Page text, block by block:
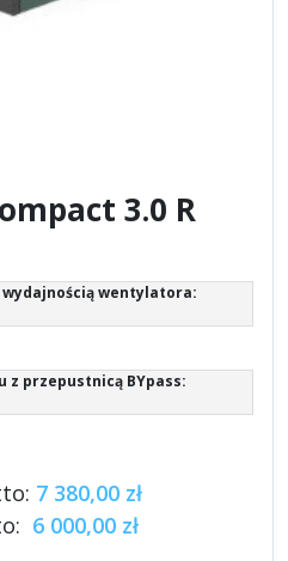
3.0 R
wentylatora:
z przepustnicą BYpass:
7 380,00 zł
6 000,00 zł